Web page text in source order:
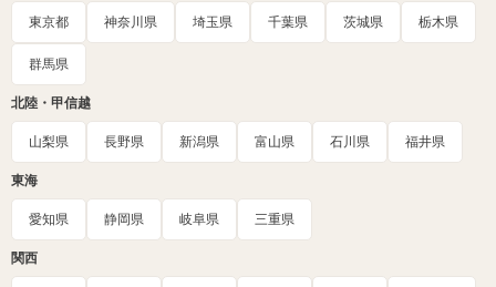
東京都 神奈川県 埼玉県 千葉県 茨城県 栃木県
群馬県
北陸・甲信越
山梨県 長野県 新潟県 富山県 石川県 福井県
東海
愛知県 静岡県 岐阜県 三重県
関西